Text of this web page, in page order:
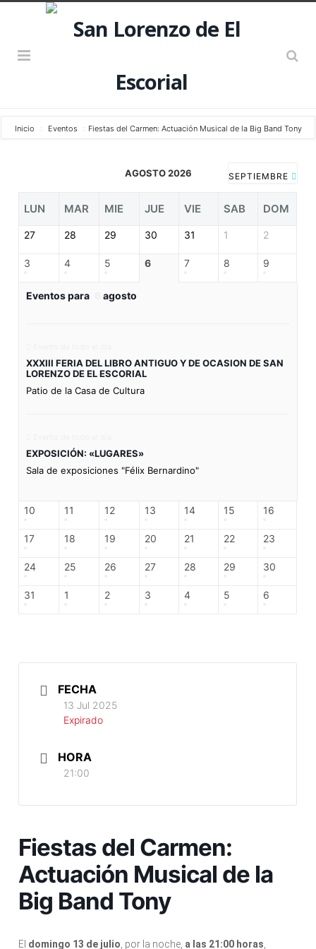
Inicio Eventos Fiestas del Carmen: Actuación Musical de la Big Band Tony
AGOSTO 2026 SEPTIEMBRE
LUN MAR MIE JUE VIE SAB DOM
27 28 29 30 31 1 2
3 4 5 6 7 8 9
Eventos para agosto
XXXIII FERIA DEL LIBRO ANTIGUO Y DE OCASION DE SAN
LORENZO DE EL ESCORIAL
Patio de la Casa de Cultura
EXPOSICIÓN: «LUGARES»
Sala de exposiciones "Félix Bernardino"
10 11 12 13 14 15 16
17 18 19 20 21 22 23
24 25 26 27 28 29 30
31 1 2 3 4 5 6
FECHA
13 Jul 2025
Expirado
HORA
21:00
Fiestas del Carmen:
Actuación Musical de la
Big Band Tony
El domingo 13 de julio , por la noche, a las 21:00 horas